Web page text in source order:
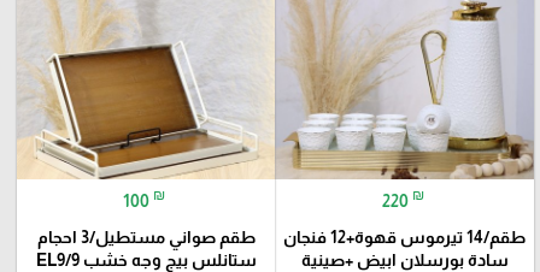
220 ₪
طقم/14 تيرموس قهوة+12 فنجان
سادة بورسلان ابيض +صينية
100 ₪
طقم صواني مستطيل/3 احجام
ستانلس بيج وجه خشب EL9/9